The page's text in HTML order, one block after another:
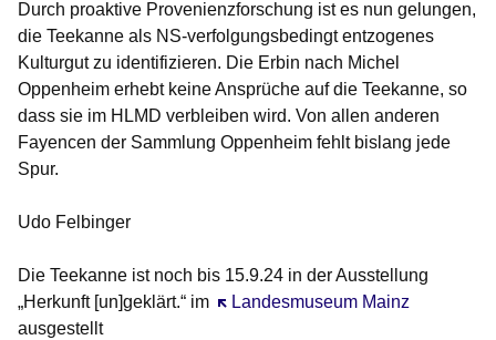
Durch proaktive Provenienzforschung ist es nun gelungen,
die Teekanne als NS-verfolgungsbedingt entzogenes
Kulturgut zu identifizieren. Die Erbin nach Michel
Oppenheim erhebt keine Ansprüche auf die Teekanne, so
dass sie im HLMD verbleiben wird. Von allen anderen
Fayencen der Sammlung Oppenheim fehlt bislang jede
Spur.
Udo Felbinger
Die Teekanne ist noch bis 15.9.24 in der Ausstellung
„Herkunft [un]geklärt.“ im
Landesmuseum Mainz
Öffnet sich in einem neuen Fenster
ausgestellt